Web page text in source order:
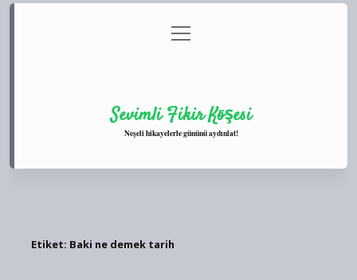
Gizlilik Politikası
menüyü
aç
Sevimli Fikir Köşesi
Neşeli hikayelerle gününü aydınlat!
Etiket: Baki ne demek tarih